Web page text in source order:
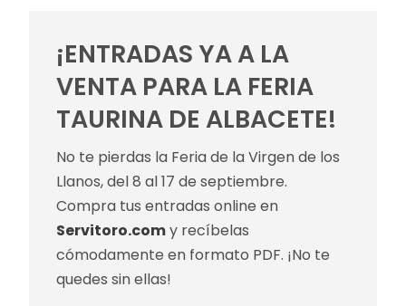
¡ENTRADAS YA A LA
VENTA PARA LA FERIA
TAURINA DE ALBACETE!
No te pierdas la Feria de la Virgen de los
Llanos, del 8 al 17 de septiembre.
Compra tus entradas online en
Servitoro.comy recíbelas
cómodamente en formato PDF. ¡No te
quedes sin ellas!